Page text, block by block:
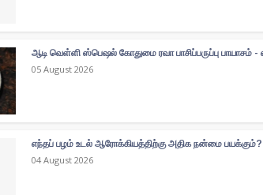
ஆடி வெள்ளி ஸ்பெஷல் கோதுமை ரவா பாசிப்பருப்பு பாயாசம் -
05 August 2026
எந்தப் பழம் உடல் ஆரோக்கியத்திற்கு அதிக நன்மை பயக்கும்?
04 August 2026